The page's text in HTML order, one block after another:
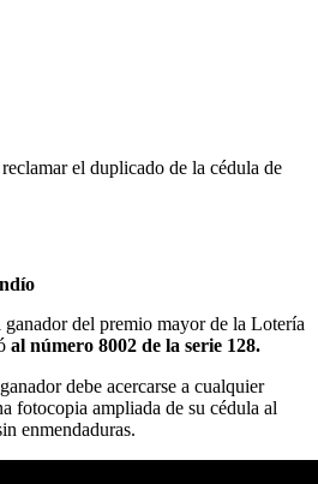
el duplicado de la cédula de
ganador del premio mayor de la Lotería
al número 8002 de la serie 128.
debe acercarse a cualquier
fotocopia ampliada de su cédula al
enmendaduras.